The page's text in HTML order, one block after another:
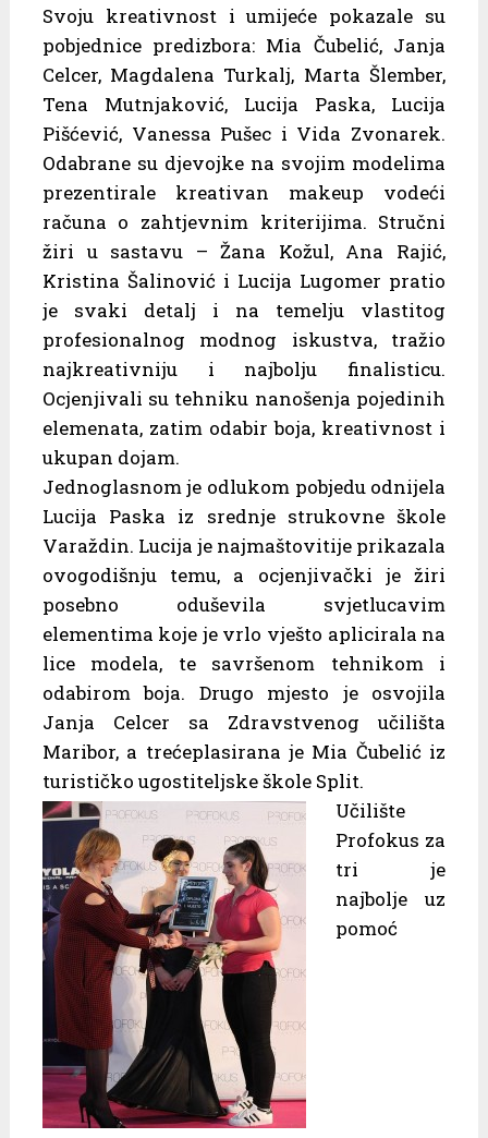
Svoju kreativnost i umijeće pokazale su
pobjednice predizbora: Mia Čubelić, Janja
Celcer, Magdalena Turkalj, Marta Šlember,
Tena Mutnjaković, Lucija Paska, Lucija
Pišćević, Vanessa Pušec i Vida Zvonarek.
Odabrane su djevojke na svojim modelima
prezentirale kreativan makeup vodeći
računa o zahtjevnim kriterijima. Stručni
žiri u sastavu – Žana Kožul, Ana Rajić,
Kristina Šalinović i Lucija Lugomer pratio
je svaki detalj i na temelju vlastitog
profesionalnog modnog iskustva, tražio
najkreativniju i najbolju finalisticu.
Ocjenjivali su tehniku nanošenja pojedinih
elemenata, zatim odabir boja, kreativnost i
ukupan dojam.
Jednoglasnom je odlukom pobjedu odnijela
Lucija Paska iz srednje strukovne škole
Varaždin. Lucija je najmaštovitije prikazala
ovogodišnju temu, a ocjenjivački je žiri
posebno oduševila svjetlucavim
elementima koje je vrlo vješto aplicirala na
lice modela, te savršenom tehnikom i
odabirom boja. Drugo mjesto je osvojila
Janja Celcer sa Zdravstvenog učilišta
Maribor, a trećeplasirana je Mia Čubelić iz
turističko ugostiteljske škole Split.
Učilište
Profokus za
tri je
najbolje uz
pomoć